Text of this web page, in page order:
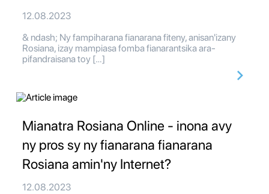
12.08.2023
& ndash; Ny fampiharana fianarana fiteny, anisan'izany
Rosiana, izay mampiasa fomba fianarantsika ara-
pifandraisana toy […]
Mianatra Rosiana Online - inona avy
ny pros sy ny fianarana fianarana
Rosiana amin'ny Internet?
12.08.2023